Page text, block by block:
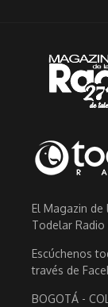
El Magazin
Todelar
Escúchenos
través de
BOGOTÁ -